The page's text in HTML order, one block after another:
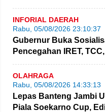
INFORIAL DAERAH
Rabu, 05/08/2026 23:10:37
Gubernur Buka
Pencegahan IRET,
dan Bahaya Narkoba
OLAHRAGA
Rabu, 05/08/2026 14:33:13
Lepas Banteng Jambi
Piala Soekarno Cup,